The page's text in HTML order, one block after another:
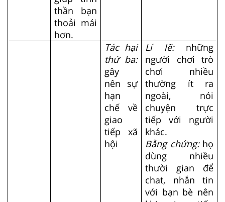
thần bạn
thoải mái
hơn.
Tác hại
thứ ba:
gây
nên sự
hạn
chế về
giao
tiếp xã
hội
Lí lẽ:những
người chơi trò
chơi nhiều
thường ít ra
ngoài, nói
chuyện trực
tiếp với người
khác.
Bằng chứng:họ
dùng nhiều
thười gian để
chat, nhắn tin
với bạn bè nên